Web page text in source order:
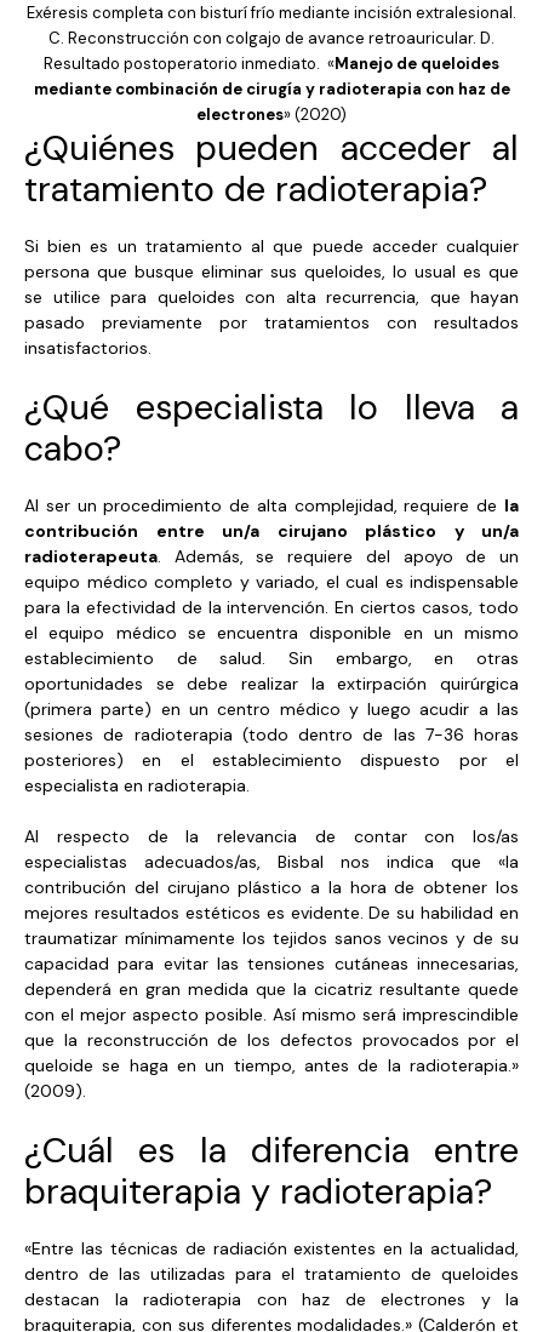
Exéresis completa con bisturí frío mediante incisión extralesional.
C. Reconstrucción con colgajo de avance retroauricular. D.
Resultado postoperatorio inmediato. «Manejo de queloides
mediante combinación de cirugía y radioterapia con haz de
electrones» (2020)
¿Quiénes pueden acceder al
tratamiento de radioterapia?
Si bien es un tratamiento al que puede acceder cualquier
persona que busque eliminar sus queloides, lo usual es que
se utilice para queloides con alta recurrencia, que hayan
pasado previamente por tratamientos con resultados
insatisfactorios.
¿Qué especialista lo lleva a
cabo?
Al ser un procedimiento de alta complejidad, requiere de la
contribución entre un/a cirujano plástico y un/a
radioterapeuta. Además, se requiere del apoyo de un
equipo médico completo y variado, el cual es indispensable
para la efectividad de la intervención. En ciertos casos, todo
el equipo médico se encuentra disponible en un mismo
establecimiento de salud. Sin embargo, en otras
oportunidades se debe realizar la extirpación quirúrgica
(primera parte) en un centro médico y luego acudir a las
sesiones de radioterapia (todo dentro de las 7-36 horas
posteriores) en el establecimiento dispuesto por el
especialista en radioterapia.
Al respecto de la relevancia de contar con los/as
especialistas adecuados/as, Bisbal nos indica que «la
contribución del cirujano plástico a la hora de obtener los
mejores resultados estéticos es evidente. De su habilidad en
traumatizar mínimamente los tejidos sanos vecinos y de su
capacidad para evitar las tensiones cutáneas innecesarias,
dependerá en gran medida que la cicatriz resultante quede
con el mejor aspecto posible. Así mismo será imprescindible
que la reconstrucción de los defectos provocados por el
queloide se haga en un tiempo, antes de la radioterapia.»
(2009).
¿Cuál es la diferencia entre
braquiterapia y radioterapia?
«Entre las técnicas de radiación existentes en la actualidad,
dentro de las utilizadas para el tratamiento de queloides
destacan la radioterapia con haz de electrones y la
braquiterapia, con sus diferentes modalidades.» (Calderón et